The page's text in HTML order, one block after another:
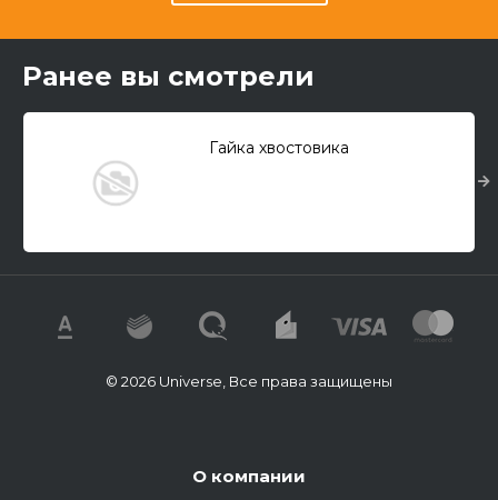
Ранее вы смотрели
Гайка хвостовика
© 2026 Universe, Все права защищены
О компании